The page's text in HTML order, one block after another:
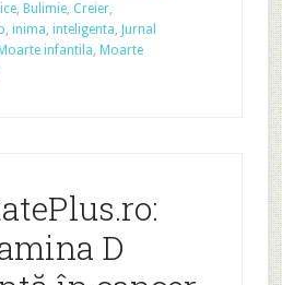
, Bulimie, Creier,
, inima, inteligenta, Jurnal
Moarte infantila, Moarte
D